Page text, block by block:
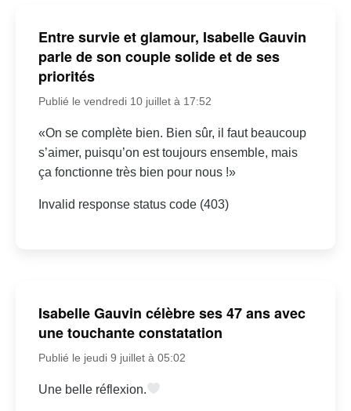
Entre survie et glamour, Isabelle Gauvin
parle de son couple solide et de ses
priorités
Publié le vendredi 10 juillet à 17:52
«On se complète bien. Bien sûr, il faut beaucoup
s’aimer, puisqu’on est toujours ensemble, mais
ça fonctionne très bien pour nous !»
Invalid response status code (403)
Isabelle Gauvin célèbre ses 47 ans avec
une touchante constatation
Publié le jeudi 9 juillet à 05:02
Une belle réflexion.